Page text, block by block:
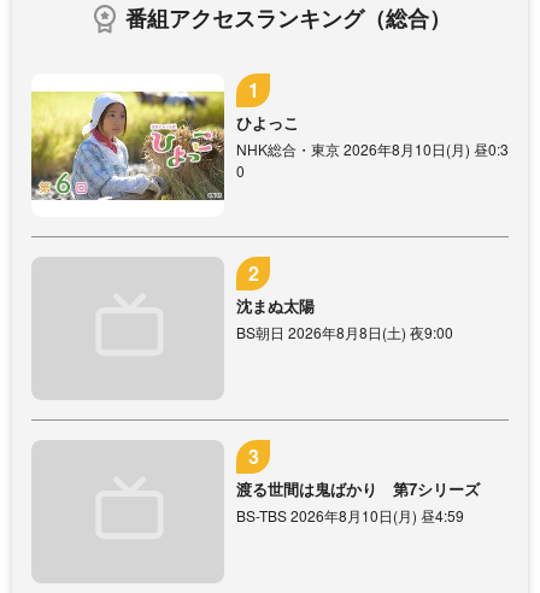
番組アクセスランキング（総合）
ひよっこ
NHK総合・東京 2026年8月10日(月) 昼0:3
0
沈まぬ太陽
BS朝日 2026年8月8日(土) 夜9:00
渡る世間は鬼ばかり 第7シリーズ
BS-TBS 2026年8月10日(月) 昼4:59